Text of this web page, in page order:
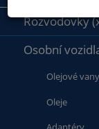
Rozvodovky
Osobní
Olejové vany
Oleje